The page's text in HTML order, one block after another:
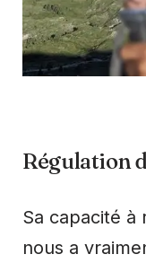
Régulation
Sa capacité
nous a